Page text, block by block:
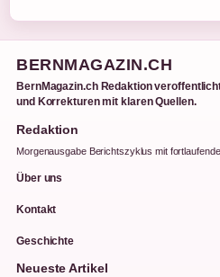
BERNMAGAZIN.CH
BernMagazin.ch Redaktion
und Korrekturen mit klaren Quellen.
Redaktion
Morgenausgabe Berichtszyklus mit
Über uns
Kontakt
Geschichte
Neueste Artikel